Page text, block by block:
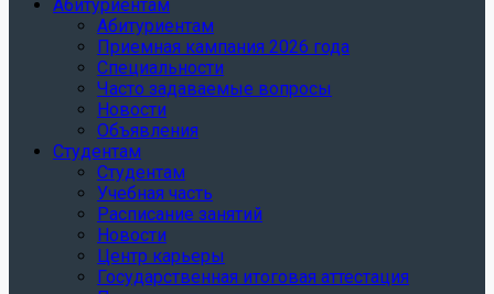
Абитуриентам
Абитуриентам
Приемная кампания 2026 года
Специальности
Часто задаваемые вопросы
Новости
Объявления
Студентам
Студентам
Учебная часть
Расписание занятий
Новости
Центр карьеры
Государственная итоговая аттестация